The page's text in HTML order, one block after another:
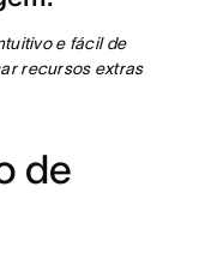
e fácil de
recursos extras
de